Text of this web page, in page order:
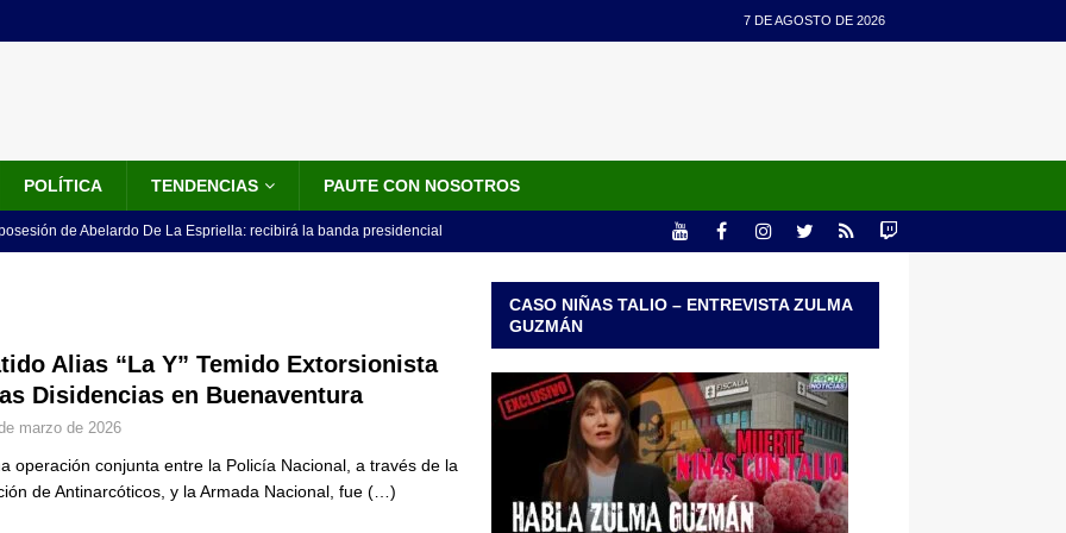
7 DE AGOSTO DE 2026
POLÍTICA TENDENCIAS PAUTE CON NOSOTROS
de Abelardo De La Espriella: recibirá la banda presidencial
LO ÚLTIMO
de la banda presidencial que portará Abelardo De La
de un sastre colombiano reconocido en el mundo
Fiscalía amplía investigación por presunto lavado de activos y
Alias “La Y” Temido Extorsionista
Disidencias en Buenaventura
marzo de 2026
operación conjunta entre la Policía Nacional, a través de la
de Antinarcóticos, y la Armada Nacional, fue (…)
CASO NIÑAS TALIO – ENTREVISTA ZULMA
GUZMÁN